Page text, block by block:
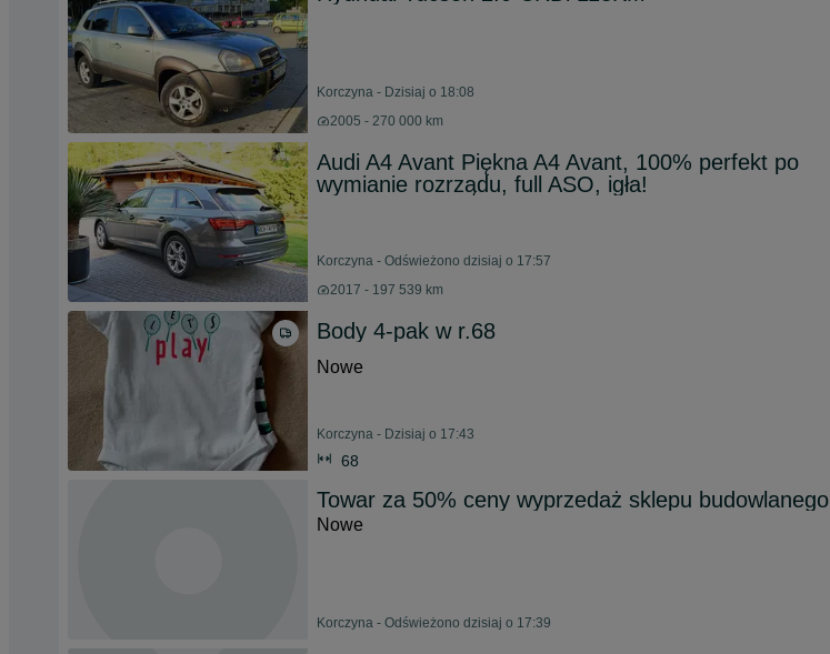
Korczyna - Dzisiaj o 18:08
2005 - 270 000 km
Audi A4 Avant Piękna A4 Avant, 100% perfekt po
wymianie rozrządu, full ASO, igła!
Korczyna - Odświeżono dzisiaj o 17:57
2017 - 197 539 km
Body 4-pak w r.68
Nowe
Korczyna - Dzisiaj o 17:43
68
Towar za 50% ceny wyprzedaż sklepu budowlanego
Nowe
Korczyna - Odświeżono dzisiaj o 17:39